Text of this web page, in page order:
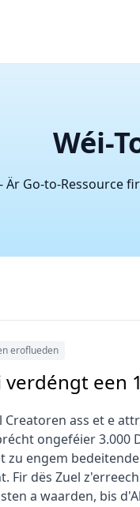
Wéi-
Go-to-Ressource
eroflueden
verdéngt een
Creatoren ass et e
ongeféier 3.000
zu engem
Fir dës Zuel
a waarden, bis